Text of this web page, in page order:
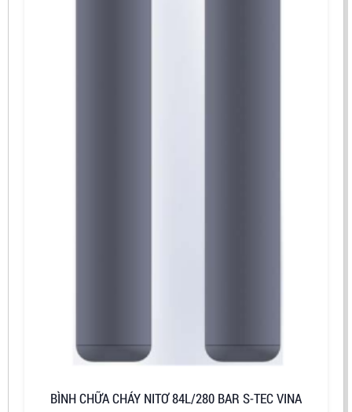
BÌNH CHỮA CHÁY NITƠ 84L/280 BAR S-TEC VINA